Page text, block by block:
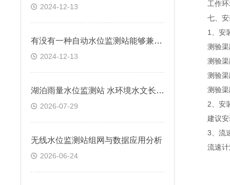
2024-12-13
有没有一种自动水位监测站能够兼容多种数据传输方式？
2024-12-13
湖泊雨量水位监测站 水环境水文长期观测方案
2026-07-29
无线水位监测站组网与数据应用分析
2026-06-24
工作环
七、安
1、安
测验渠段
测验渠
测验渠
测验渠
2、安
建议安
3、流速
流速计